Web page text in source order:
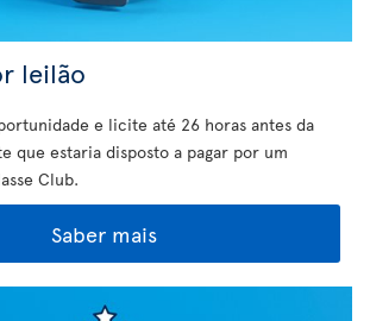
leilão
e licite até 26 horas antes da
que estaria disposto a pagar por um
Club.
Saber mais